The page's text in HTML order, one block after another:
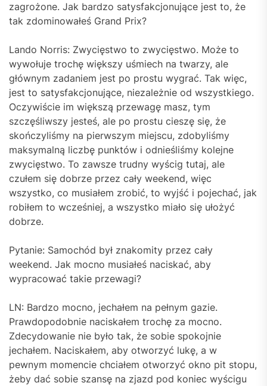
zagrożone. Jak bardzo satysfakcjonujące jest to, że
tak zdominowałeś Grand Prix?
Lando Norris: Zwycięstwo to zwycięstwo. Może to
wywołuje trochę większy uśmiech na twarzy, ale
głównym zadaniem jest po prostu wygrać. Tak więc,
jest to satysfakcjonujące, niezależnie od wszystkiego.
Oczywiście im większą przewagę masz, tym
szczęśliwszy jesteś, ale po prostu cieszę się, że
skończyliśmy na pierwszym miejscu, zdobyliśmy
maksymalną liczbę punktów i odnieśliśmy kolejne
zwycięstwo. To zawsze trudny wyścig tutaj, ale
czułem się dobrze przez cały weekend, więc
wszystko, co musiałem zrobić, to wyjść i pojechać, jak
robiłem to wcześniej, a wszystko miało się ułożyć
dobrze.
Pytanie: Samochód był znakomity przez cały
weekend. Jak mocno musiałeś naciskać, aby
wypracować takie przewagi?
LN: Bardzo mocno, jechałem na pełnym gazie.
Prawdopodobnie naciskałem trochę za mocno.
Zdecydowanie nie było tak, że sobie spokojnie
jechałem. Naciskałem, aby otworzyć lukę, a w
pewnym momencie chciałem otworzyć okno pit stopu,
żeby dać sobie szansę na zjazd pod koniec wyścigu